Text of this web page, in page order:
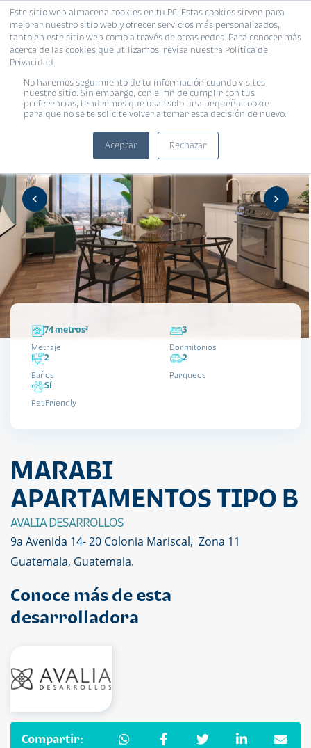
Este sitio web almacena cookies en tu PC. Estas cookies sirven para
mejorar nuestro sitio web y ofrecer servicios más personalizados,
tanto en este sitio web como a través de otras redes. Para conocer más
acerca de las cookies que utilizamos, revisa nuestra Política de
Privacidad.
No haremos seguimiento de tu información cuando visites
nuestro sitio. Sin embargo, con el fin de cumplir con tus
preferencias, tendremos que usar solo una pequeña cookie
para que no se te solicite volver a tomar esta decisión de nuevo.
Aceptar Rechazar
74 metros²
Metraje
3
Dormitorios
2
Baños
2
Parqueos
Sí
Pet Friendly
MARABI
APARTAMENTOS TIPO B
AVALIA DESARROLLOS
9a Avenida 14- 20 Colonia Mariscal, Zona 11
Guatemala, Guatemala.
Conoce más de esta
desarrolladora
Compartir: